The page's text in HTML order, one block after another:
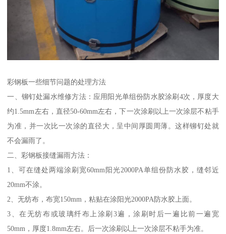
彩钢板一些细节问题的处理方法
一、铆钉处漏水维修方法：应用阳光单组份防水胶涂刷4次，厚度大
约1.5mm左右，直径50-60mm左右，下一次涂刷以上一次涂层不粘手
为准，并一次比一次涂的直径大，呈中间厚圆周薄。这样铆钉处就
不会漏雨了。
二、彩钢板接缝漏雨方法：
1、可在缝处两端涂刷宽60mm阳光2000PA单组份防水胶，缝邻近
20mm不涂。
2、无纺布，布宽150mm，粘贴在涂阳光2000PA防水胶上面。
3、在无纺布或玻璃纤布上涂刷3遍，涂刷时后一遍比前一遍宽
50mm，厚度1.8mm左右。后一次涂刷以上一次涂层不粘手为准。